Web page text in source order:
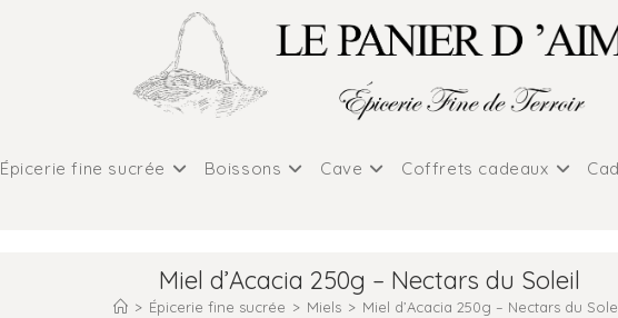
Épicerie fine sucrée Boissons Cave Coffrets cadeaux
Miel d’Acacia 250g – Nectars du Soleil
> Épicerie fine sucrée > Miels > Miel d’Acacia 250g – Nectars du